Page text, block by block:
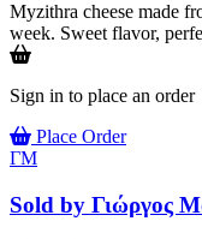
Myzithra cheese made
week. Sweet flavor,
Sign in to place an order
Place Order
ΓΜ
Sold by Γιώργος